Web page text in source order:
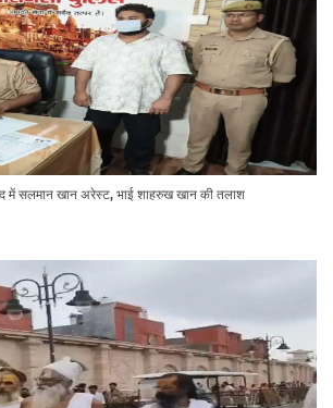
में सलमान खान अरेस्ट, भाई शाहरुख खान की तलाश